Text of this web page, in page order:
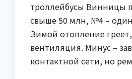
троллейбусы Винницы
свыше 50 млн, №4 –
Зимой отопление
вентиляция. Минус –
контактной сети, но